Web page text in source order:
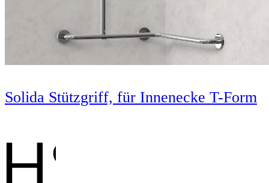
Solida Stützgriff, für Innenecke T-Form